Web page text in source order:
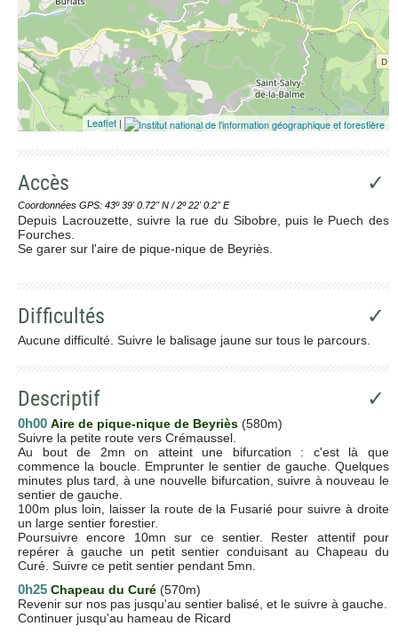
Leaflet |
Accès ✓
Coordonnées GPS: 43º 39' 0.72'' N / 2º 22' 0.2'' E
Depuis Lacrouzette, suivre la rue du Sibobre, puis le Puech des
Fourches.
Se garer sur l'aire de pique-nique de Beyriès.
Difficultés ✓
Aucune difficulté. Suivre le balisage jaune sur tous le parcours.
Descriptif ✓
0h00 Aire de pique-nique de Beyriès (580m)
Suivre la petite route vers Crémaussel.
Au bout de 2mn on atteint une bifurcation : c'est là que
commence la boucle. Emprunter le sentier de gauche. Quelques
minutes plus tard, à une nouvelle bifurcation, suivre à nouveau le
sentier de gauche.
100m plus loin, laisser la route de la Fusarié pour suivre à droite
un large sentier forestier.
Poursuivre encore 10mn sur ce sentier. Rester attentif pour
repérer à gauche un petit sentier conduisant au Chapeau du
Curé. Suivre ce petit sentier pendant 5mn.
0h25 Chapeau du Curé (570m)
Revenir sur nos pas jusqu'au sentier balisé, et le suivre à gauche.
Continuer jusqu'au hameau de Ricard